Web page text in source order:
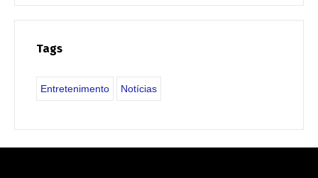
Tags
Entretenimento Notícias